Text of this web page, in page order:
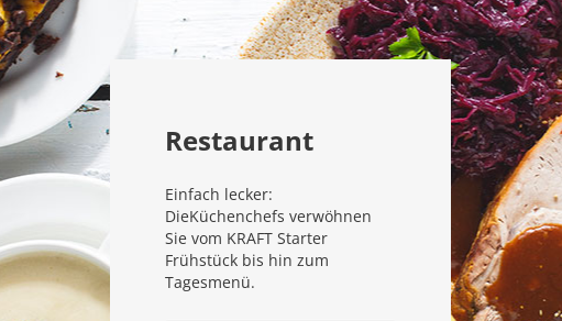
Restaurant
Einfach lecker:
DieKüchenchefs verwöhnen
Sie vom KRAFT Starter
Frühstück bis hin zum
Tagesmenü.